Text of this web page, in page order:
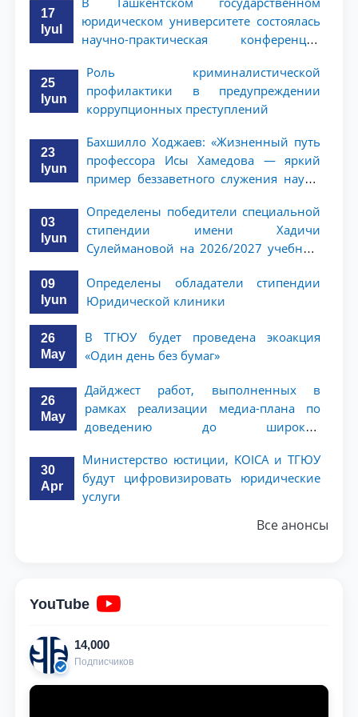
17
Iyul
юридическом университете состоялась
научно-практическая конференция
25
Iyun
Роль криминалистической
профилактики в предупреждении
коррупционных преступлений
23
Iyun
Бахшилло Ходжаев: «Жизненный путь
профессора Исы Хамедова — яркий
пример беззаветного служения науке,
поколения»
03
Iyun
Определены победители специальной
стипендии имени Хадичи
Сулеймановой на 2026/2027 учебный
09
Iyun
Определены обладатели стипендии
Юридической клиники
26
May
В ТГЮУ будет проведена экоакция
«Один день без бумаг»
26
May
Дайджест работ, выполненных в
рамках реализации медиа-плана по
доведению до широкой
задач, определённых в Послании
Президента Республики Узбекистан
Шавкат Мирзиёев Олий Мажлису и
30
Apr
Министерство юстиции, KOICA и ТГЮУ
будут цифровизировать юридические
услуги
Все анонсы
YouTube
14,000
Подписчиков